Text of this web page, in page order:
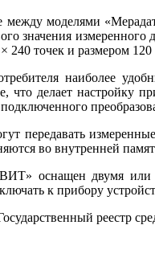
между моделями
значения
240 точек и размером
наиболее
что делает настройку
передавать
во внутренней
оснащен двумя или
к прибору
реестр